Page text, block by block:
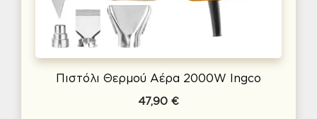
Πιστόλι Θερμού Αέρα 2000W Ingco
47,90 €